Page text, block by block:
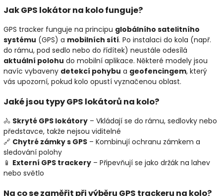
Jak GPS lokátor na kolo funguje?
GPS tracker funguje na principu globálního satelitního
systému (GPS) a mobilních sítí. Po instalaci do kola (např.
do rámu, pod sedlo nebo do řídítek) neustále odesílá
aktuální polohu do mobilní aplikace. Některé modely jsou
navíc vybaveny detekcí pohybu a geofencingem, který
vás upozorní, pokud kolo opustí vyznačenou oblast.
Jaké jsou typy GPS lokátorů na kolo?
🚴 Skryté GPS lokátory – Vkládají se do rámu, sedlovky nebo
představce, takže nejsou viditelné
🔗 Chytré zámky s GPS – Kombinují ochranu zámkem a
sledování polohy
📱 Externí GPS trackery – Připevňují se jako držák na lahev
nebo světlo
Na co se zaměřit při výběru GPS trackeru na kolo?